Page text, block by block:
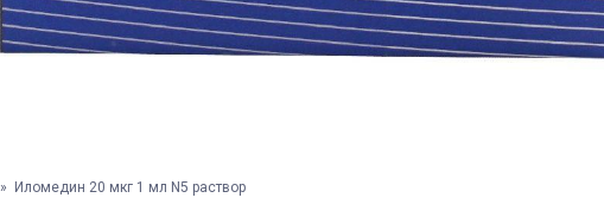
» Иломедин 20 мкг 1 мл N5 раствор